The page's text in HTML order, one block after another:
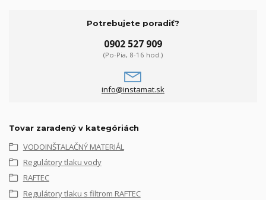
Potrebujete poradiť?
0902 527 909
(Po-Pia, 8-16 hod.)
info@instamat.sk
Tovar zaradený v kategóriách
VODOINŠTALAČNÝ MATERIÁL
Regulátory tlaku vody
RAFTEC
Regulátory tlaku s filtrom RAFTEC